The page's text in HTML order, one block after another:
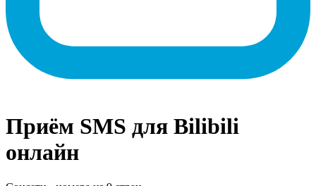
Приём SMS для Bilibili
онлайн